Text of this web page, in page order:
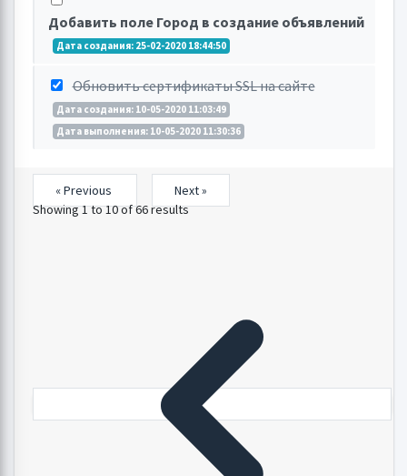
Добавить поле Город в создание объявлений
Дата создания: 25-02-2020 18:44:50
Обновить сертификаты SSL на сайте
Дата создания: 10-05-2020 11:03:49
Дата выполнения: 10-05-2020 11:30:36
« Previous
Next »
Showing1to10of66results